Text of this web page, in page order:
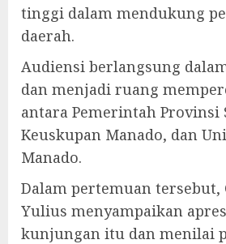
tinggi dalam mendukung
daerah.
Audiensi berlangsung
dan menjadi ruang
antara Pemerintah Provinsi
Keuskupan Manado, dan
Manado.
Dalam pertemuan tersebut,
Yulius menyampaikan
kunjungan itu dan menilai